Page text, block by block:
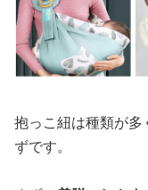
抱っこ紐は種類が
ずです。